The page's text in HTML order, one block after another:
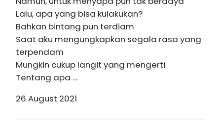
Lalu, apa yang bisa kulakukan?
Bahkan bintang pun terdiam
Saat aku mengungkapkan segala rasa yang
terpendam
Mungkin cukup langit yang mengerti
Tentang apa …
26 August 2021